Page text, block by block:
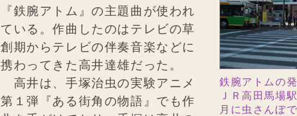
鉄腕アトムの
ＪＲ高田馬場
月に虫さんぽ
『鉄腕アトム』の主題曲が使われ
ている。作曲したのはテレビの草
創期からテレビの伴奏音楽などに
携わってきた高井達雄だった。
高井は、手塚治虫の実験アニメ
第１弾『ある街角の物語』でも作